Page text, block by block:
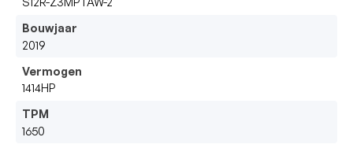
Bouwjaar
2019
Vermogen
1414HP
TPM
1650